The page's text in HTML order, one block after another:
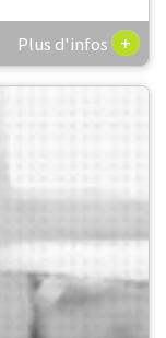
Plus d'infos +